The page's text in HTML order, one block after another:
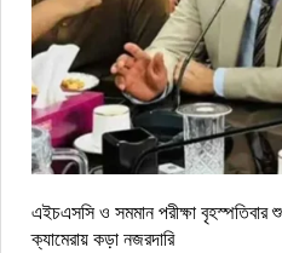
এইচএসসি ও সমমান পরীক্ষা বৃহস্পতিবার
ক্যামেরায় কড়া নজরদারি